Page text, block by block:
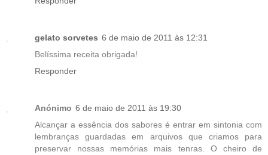
gelato sorvetes 6 de maio de 2011 às 12:31
Belíssima receita obrigada!
Responder
Anónimo 6 de maio de 2011 às 19:30
Alcançar a essência dos sabores é entrar em sintonia com
lembranças guardadas em arquivos que criamos para
preservar nossas memórias mais tenras. O cheiro de